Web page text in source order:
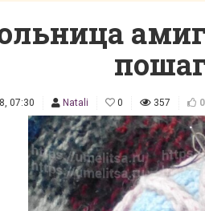
07:30 Natali 0 357 0